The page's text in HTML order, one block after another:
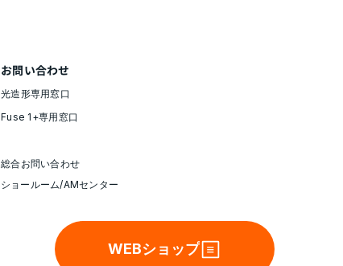
WEBショップ
お問い合わせ
光造形専用窓口
Fuse 1+専用窓口
総合お問い合わせ
ショールーム/AMセンター